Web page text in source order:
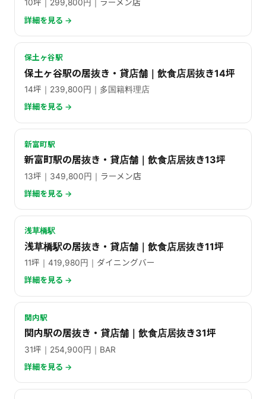
10坪｜299,800円｜ラーメン店
詳細を見る →
保土ヶ谷駅
保土ヶ谷駅の居抜き・貸店舗｜飲食店居抜き14坪
14坪｜239,800円｜多国籍料理店
詳細を見る →
新富町駅
新富町駅の居抜き・貸店舗｜飲食店居抜き13坪
13坪｜349,800円｜ラーメン店
詳細を見る →
浅草橋駅
浅草橋駅の居抜き・貸店舗｜飲食店居抜き11坪
11坪｜419,980円｜ダイニングバー
詳細を見る →
関内駅
関内駅の居抜き・貸店舗｜飲食店居抜き31坪
31坪｜254,900円｜BAR
詳細を見る →